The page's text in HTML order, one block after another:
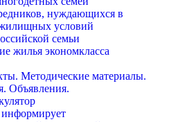
нуждающихся в
условий
семьи
жилья экономкласса
Методические материалы.
Объявления.